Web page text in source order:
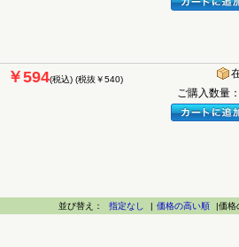
￥594(税込) (税抜￥540)
ご購入数量：
並び替え： 指定なし | 価格の高い順 |価格